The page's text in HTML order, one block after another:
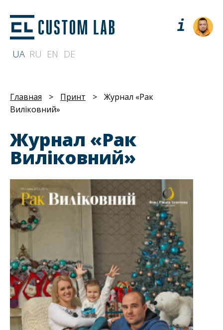
UA RU EN DE
Главная > Принт >
Журнал «Рак
Вилiковний»
Журнал «Рак
Вилiковний»